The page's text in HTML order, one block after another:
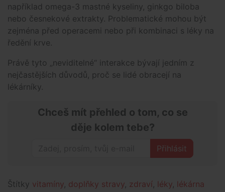
například omega-3 mastné kyseliny, ginkgo biloba
nebo česnekové extrakty. Problematické mohou být
zejména před operacemi nebo při kombinaci s léky na
ředění krve.
Právě tyto „neviditelné“ interakce bývají jedním z
nejčastějších důvodů, proč se lidé obracejí na
lékárníky.
Chceš mít přehled o tom, co se
děje kolem tebe?
Přihlásit
Štítky vitamíny doplňky stravy zdraví léky lékárna